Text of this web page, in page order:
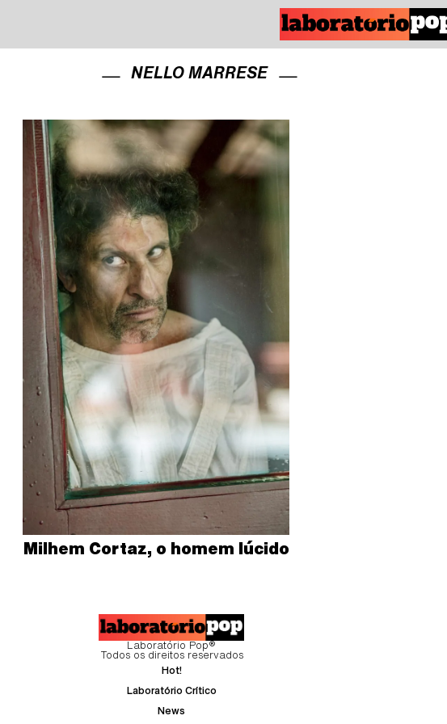
NELLO MARRESE
Milhem Cortaz, o homem lúcido
Laboratório Pop®
Todos os direitos reservados
Hot!
Laboratório Crítico
News